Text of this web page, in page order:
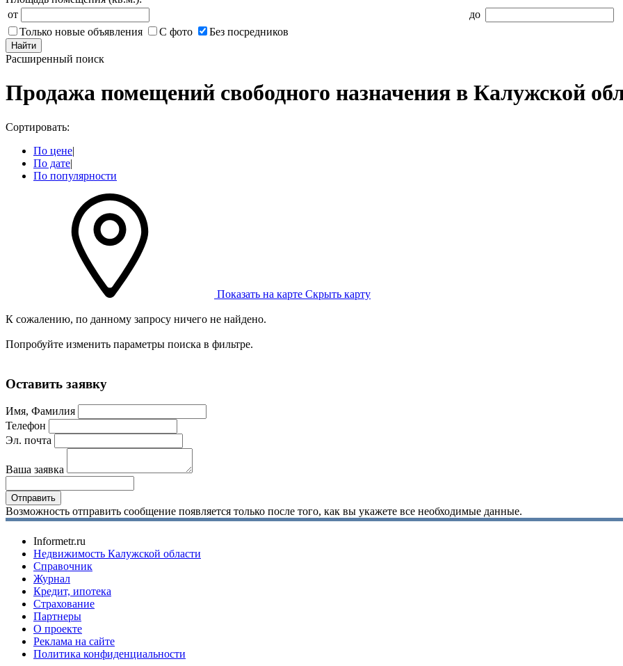
от
до
Только новые объявления
С фото Без посредников
Найти
Расширенный поиск
Продажа помещений свободного назначения в Калужской
Сортировать:
По цене|
По дате|
По популярности
Показать на карте Скрыть карту
К сожалению, по данному запросу ничего не найдено.
Попробуйте изменить параметры поиска в фильтре.
Оставить заявку
Имя, Фамилия
Телефон
Эл. почта
Ваша заявка
Возможность отправить сообщение появляется только после того, как вы укажете все необходимые данные.
Informetr.ru
Недвижимость Калужской области
Справочник
Журнал
Кредит, ипотека
Страхование
Партнеры
O проекте
Реклама на сайте
Политика конфиденциальности